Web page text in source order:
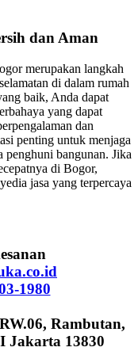
dan Aman
merupakan langkah
di dalam rumah
baik, Anda dapat
yang dapat
dan
penting untuk menjaga
penghuni bangunan. Jika
di Bogor,
jasa yang terpercaya
1980
Rambutan,
Jakarta 13830